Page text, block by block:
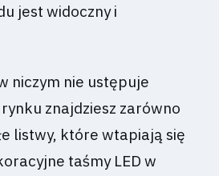
jest widoczny i
niczym nie ustępuje
znajdziesz zarówno
listwy, które wtapiają się
taśmy LED w